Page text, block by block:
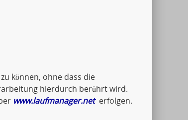
können, ohne dass die
hierdurch berührt wird.
www.laufmanager.neterfolgen.